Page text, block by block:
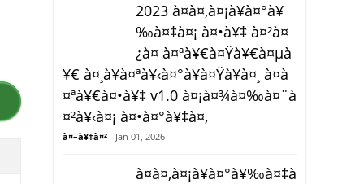
2023 à¤à¤‚à¤¡à¥à¤°à¥
‰à¤‡à¤¡ à¤•à¥‡ à¤²à¤
¿à¤ à¤ªà¥€à¤Ÿà¥€à¤µà
¥€ à¤¸à¥à¤ªà¥‹à¤°à¥à¤Ÿà¥à¤¸ à¤à
¤ªà¥€à¤•à¥‡ v1.0 à¤¡à¤¾à¤‰à¤¨à
¤²à¥‹à¤¡ à¤•à¤°à¥‡à¤‚
à¤–à¥‡à¤² - Jan 01, 2026
à¤à¤‚à¤¡à¥à¤°à¥‰à¤‡à